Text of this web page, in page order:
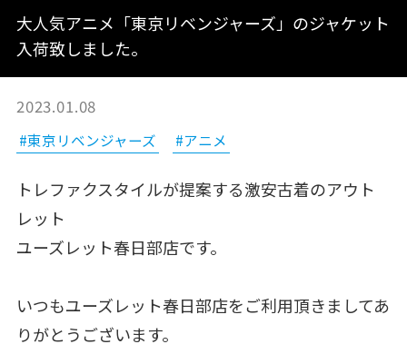
大人気アニメ「東京リベンジャーズ」のジャケット
入荷致しました。
2023.01.08
#東京リベンジャーズ #アニメ
トレファクスタイルが提案する激安古着のアウト
レット
ユーズレット春日部店です。
いつもユーズレット春日部店をご利用頂きましてあ
りがとうございます。